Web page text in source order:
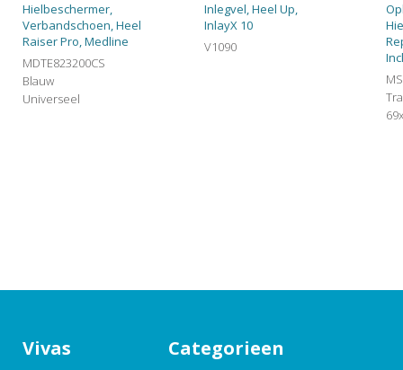
Hielbeschermer,
Verbandschoen, Heel
Raiser Pro, Medline
MDTE823200CS
Blauw
Universeel
Inlegvel, Heel Up,
InlayX 10
V1090
Vivas Categorieen